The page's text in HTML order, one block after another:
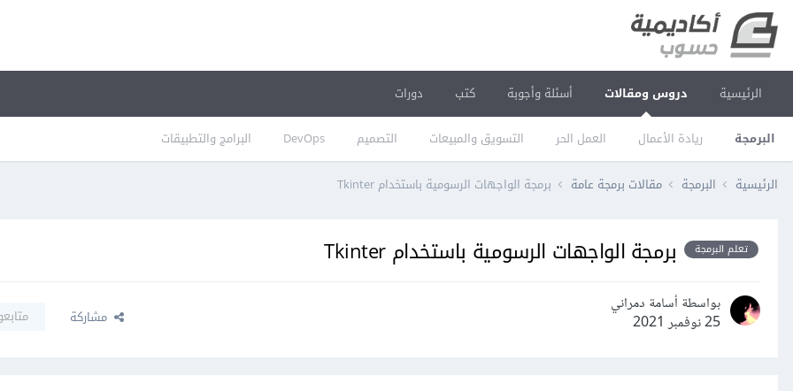
الرئيسية دروس ومقالات
البرمجة ريادة الأعمال العمل الحر التسويق والمبيعات التصميم DevOps البرامج والتطبيقات
أسئلة وأجوبة كتب دورات
الرئيسية البرمجة مقالات برمجة عامة برمجة الواجهات الرسومية باستخدام Tkinter
تعلم البرمجة برمجة الواجهات الرسومية باستخدام Tkinter
بواسطة أسامة دمراني
25 نوفمبر 2021
مشاركة